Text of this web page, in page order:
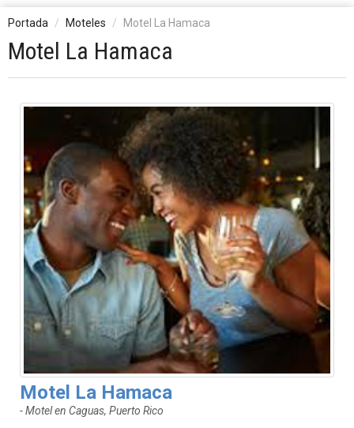
Portada Moteles Motel La Hamaca
Motel La Hamaca
Motel La Hamaca
- Motel en Caguas, Puerto Rico